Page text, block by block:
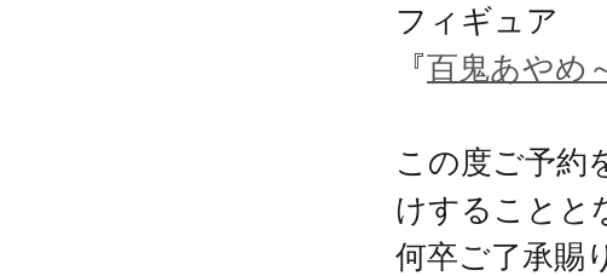
フィギュア
『百鬼あやめ
この度ご予約
けすることと
何卒ご了承賜